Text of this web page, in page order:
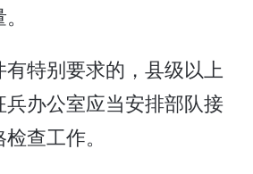
特别要求的，县级以上
办公室应当安排部队接
查工作。